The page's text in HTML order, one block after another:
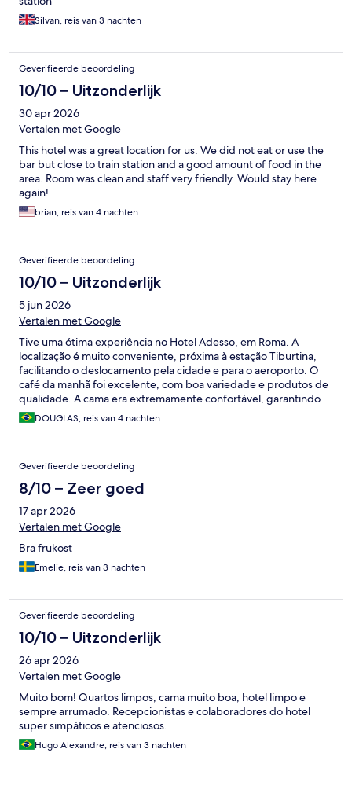
Silvan, reis van 3 nachten
Geverifieerde beoordeling
10/10 – Uitzonderlijk
30 apr 2026
Vertalen met Google
This hotel was a great location for us. We did not eat or use the
bar but close to train station and a good amount of food in the
area. Room was clean and staff very friendly. Would stay here
again!
brian, reis van 4 nachten
Geverifieerde beoordeling
10/10 – Uitzonderlijk
5 jun 2026
Vertalen met Google
Tive uma ótima experiência no Hotel Adesso, em Roma. A
localização é muito conveniente, próxima à estação Tiburtina,
facilitando o deslocamento pela cidade e para o aeroporto. O
café da manhã foi excelente, com boa variedade e produtos de
qualidade. A cama era extremamente confortável, garantindo
ótimas noites de descanso após os passeios. Além disso, toda a
equipe foi muito atenciosa e prestativa durante a estadia,
hospedaria novamente.
DOUGLAS, reis van 4 nachten
Geverifieerde beoordeling
8/10 – Zeer goed
17 apr 2026
Vertalen met Google
Bra frukost
Emelie, reis van 3 nachten
Geverifieerde beoordeling
10/10 – Uitzonderlijk
26 apr 2026
Vertalen met Google
Muito bom! Quartos limpos, cama muito boa, hotel limpo e
sempre arrumado. Recepcionistas e colaboradores do hotel
super simpáticos e atenciosos.
Hugo Alexandre, reis van 3 nachten